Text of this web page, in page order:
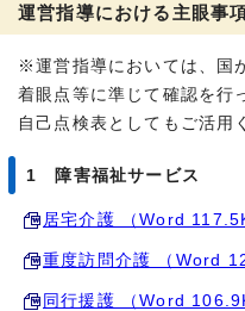
運営指導における主眼事
※運営指導においては、国
着眼点等に準じて確認を行
自己点検表としてもご活用
1 障害福祉サービス
居宅介護 （Word
重度訪問介護 （Word
同行援護 （Word